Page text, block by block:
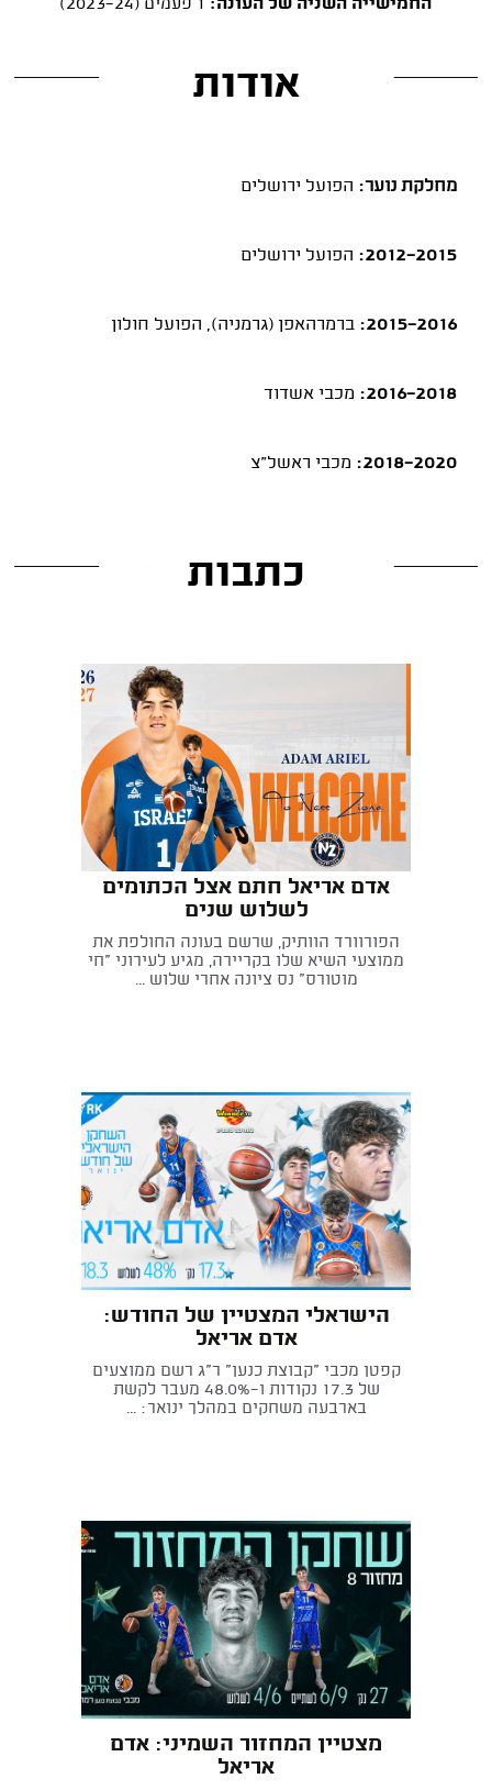
החמישייה השניה של העונה:
אודות
מחלקת נוער: הפועל ירושלים
2012-2015: הפועל ירושלים
2015-2016: ברמרהאפן (גרמניה), הפועל חולון
2016-2018: מכבי אשדוד
2018-2020: מכבי ראשל"צ
כתבות
אדם אריאל חתם אצל הכתומים
לשלוש שנים
הפורוורד הוותיק, שרשם בעונה החולפת את
ממוצעי השיא שלו בקריירה, מגיע לעירוני "חי
מוטורס" נס ציונה אחרי שלוש ...
הישראלי המצטיין של החודש:
אדם אריאל
קפטן מכבי "קבוצת כנען" ר"ג רשם ממוצעים
של 17.3 נקודות ו-48.0% מעבר לקשת
בארבעה משחקים במהלך ינואר: ...
מצטיין המחזור השמיני: אדם
אריאל